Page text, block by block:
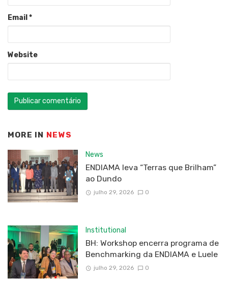
Email *
Website
MORE IN NEWS
News
ENDIAMA leva “Terras que Brilham”
ao Dundo
julho 29, 2026 0
Institutional
BH: Workshop encerra programa de
Benchmarking da ENDIAMA e Luele
julho 29, 2026 0